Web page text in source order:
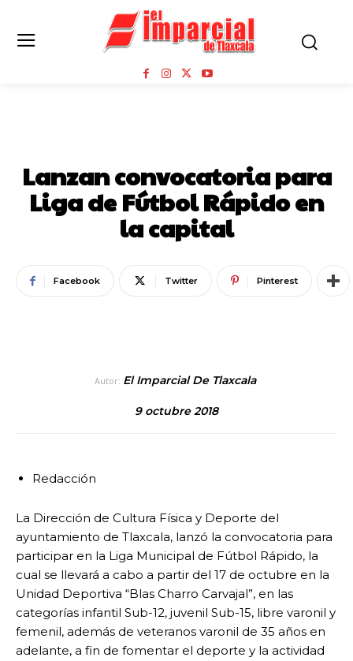
Lanzan convocatoria para
Liga de Fútbol Rápido en
la capital
Facebook Twitter Pinterest
Autor: El Imparcial De Tlaxcala
9 octubre 2018
Redacción
La Dirección de Cultura Física y Deporte del
ayuntamiento de Tlaxcala, lanzó la convocatoria para
participar en la Liga Municipal de Fútbol Rápido, la
cual se llevará a cabo a partir del 17 de octubre en la
Unidad Deportiva “Blas Charro Carvajal”, en las
categorías infantil Sub-12, juvenil Sub-15, libre varonil y
femenil, además de veteranos varonil de 35 años en
adelante, a fin de fomentar el deporte y la actividad